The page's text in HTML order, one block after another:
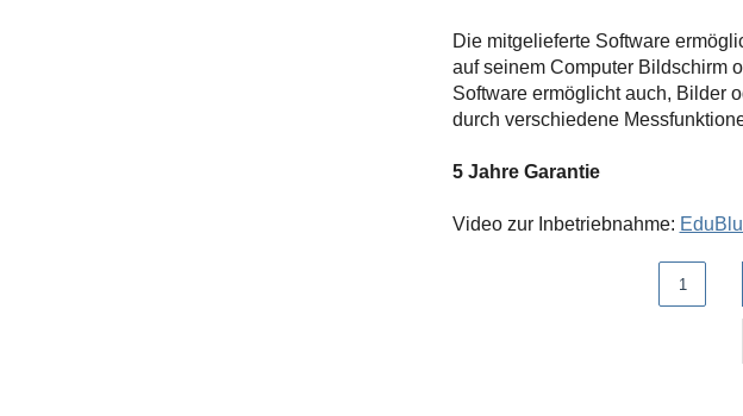
Die mitgelieferte Software
auf seinem Computer Bildschirm
Software ermöglicht auch, Bilder
durch verschiedene
5 Jahre Garantie
Video zur Inbetriebnahme: